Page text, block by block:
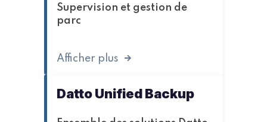
Supervision et gestion de
parc
Afficher plus
Datto Unified Backup